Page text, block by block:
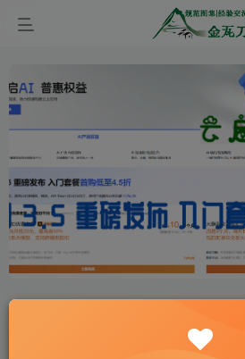
首页 经验分享 施工现场 正文
这本土建审计书火了！28 大章